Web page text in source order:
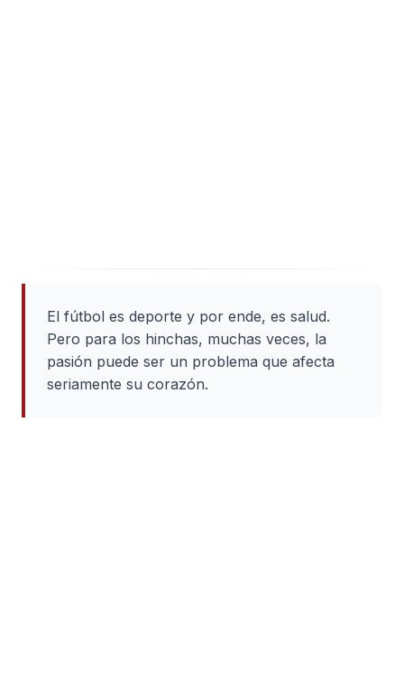
El fútbol es deporte y por ende, es salud.
Pero para los hinchas, muchas veces, la
pasión puede ser un problema que afecta
seriamente su corazón.